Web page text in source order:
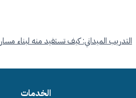
التدريب الميداني: كيف تستفيد منه لبناء
الخدمات